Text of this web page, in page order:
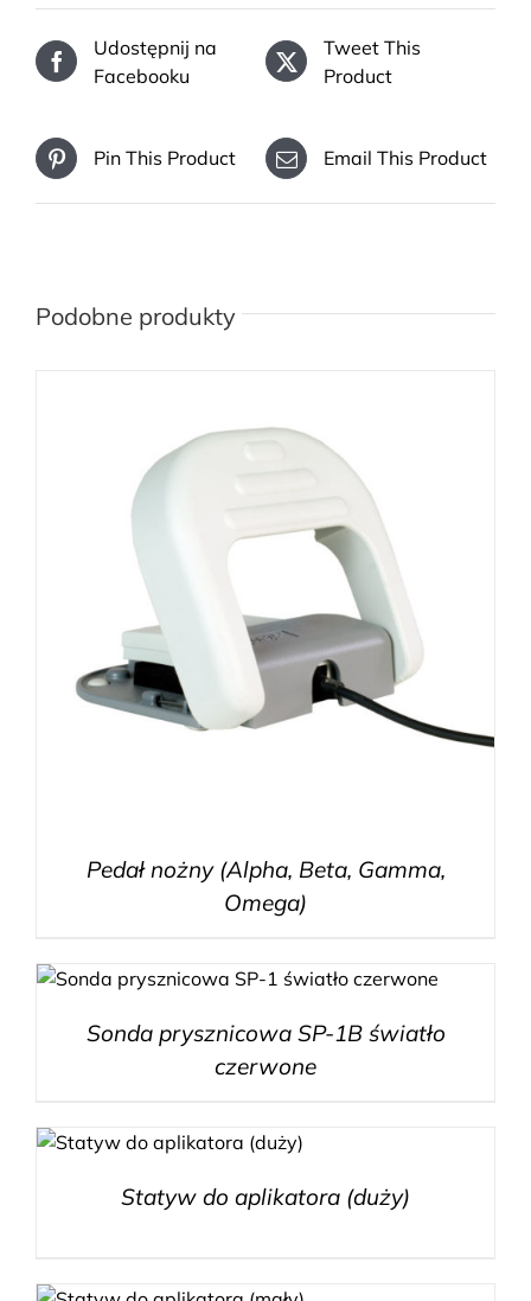
Udostępnij na
Facebooku
Tweet This
Product
Pin This Product Email This Product
Podobne produkty
Pedał nożny (Alpha, Beta, Gamma,
Omega)
Sonda prysznicowa SP-1B światło
czerwone
Statyw do aplikatora (duży)